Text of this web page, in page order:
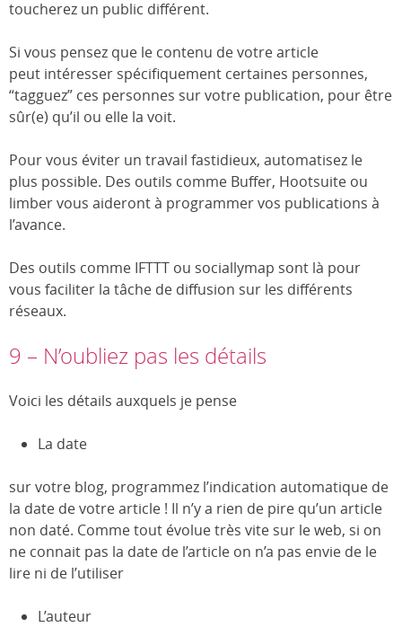
toucherez un public différent.
Si vous pensez que le contenu de votre article
peut intéresser spécifiquement certaines personnes,
“tagguez” ces personnes sur votre publication, pour être
sûr(e) qu’il ou elle la voit.
Pour vous éviter un travail fastidieux, automatisez le
plus possible. Des outils comme Buffer, Hootsuite ou
limber vous aideront à programmer vos publications à
l’avance.
Des outils comme IFTTT ou sociallymap sont là pour
vous faciliter la tâche de diffusion sur les différents
réseaux.
9 – N’oubliez pas les détails
Voici les détails auxquels je pense
La date
sur votre blog, programmez l’indication automatique de
la date de votre article ! Il n’y a rien de pire qu’un article
non daté. Comme tout évolue très vite sur le web, si on
ne connait pas la date de l’article on n’a pas envie de le
lire ni de l’utiliser
L’auteur